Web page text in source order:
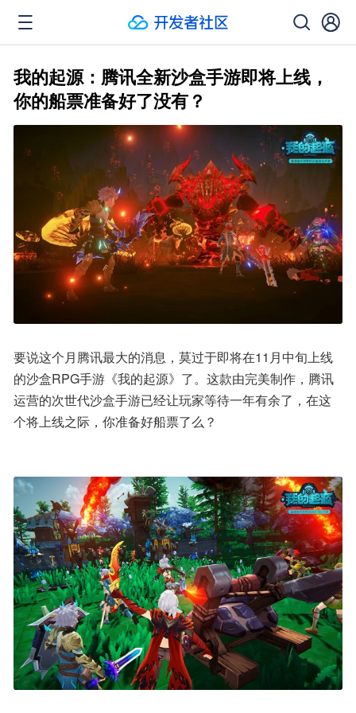
我的起源：腾讯全新沙盒手游即将上线，
你的船票准备好了没有？
要说这个月腾讯最大的消息，莫过于即将在11月中旬上线
的沙盒RPG手游《我的起源》了。这款由完美制作，腾讯
运营的次世代沙盒手游已经让玩家等待一年有余了，在这
个将上线之际，你准备好船票了么？